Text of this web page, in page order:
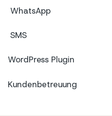
WhatsApp
SMS
WordPress Plugin
Kundenbetreuung